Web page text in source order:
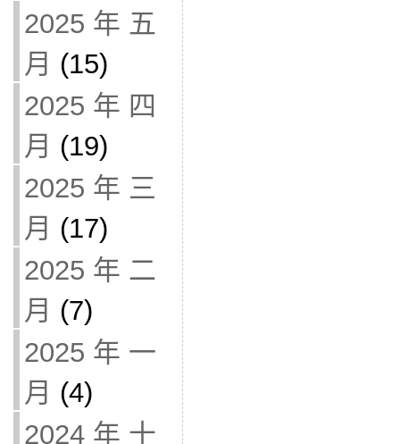
2025 年 五
月 (15)
2025 年 四
月 (19)
2025 年 三
月 (17)
2025 年 二
月 (7)
2025 年 一
月 (4)
2024 年 十